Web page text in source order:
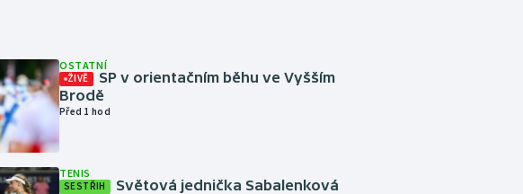
OSTATNÍ
ŽIVĚ
SP v orientačním běhu ve Vyšším
Brodě
Před 1 hod
TENIS
SESTŘIH
Světová jednička Sabalenková